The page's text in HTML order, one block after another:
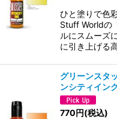
ひと塗りで色
Stuff Worldの
ルにスムーズ
に引き上げる
グリーンスタ
ンシティイン
770円(税込)